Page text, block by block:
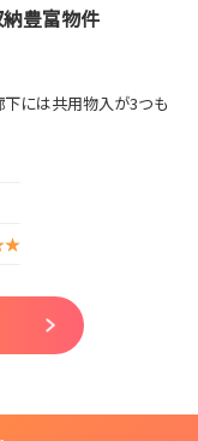
豊富物件
には共用物入が3つも